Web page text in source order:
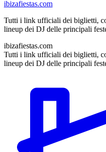
ibizafiestas.com
Tutti i link ufficiali dei biglietti,
lineup dei DJ delle principali
ibizafiestas.com
Tutti i link ufficiali dei biglietti,
lineup dei DJ delle principali